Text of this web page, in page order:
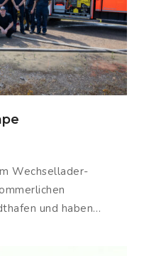
Wechsellader-
und haben…